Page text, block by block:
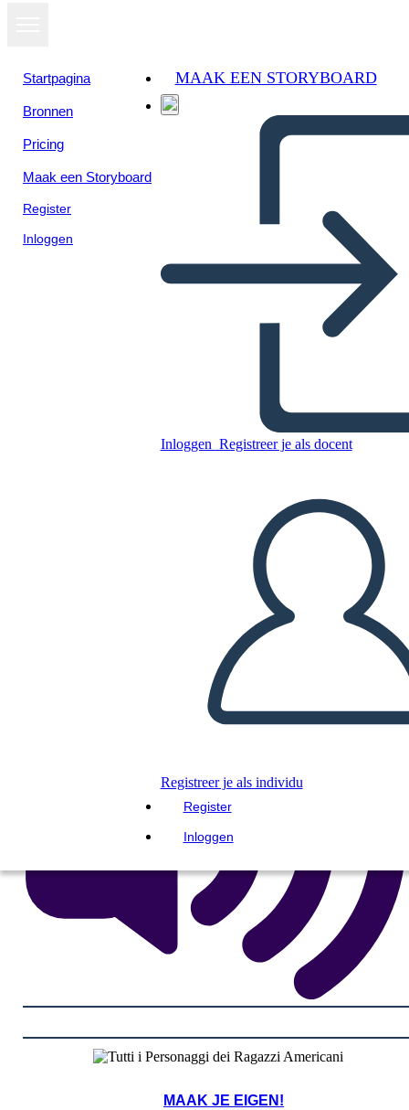
Startpagina
Bronnen
Pricing
Maak een Storyboard
Register
Inloggen
MAAK EEN STORYBOARD
Inloggen Registreer je als docent
Registreer je als individu
Register
Inloggen
Tutti i Personaggi dei
Ragazzi Americani
Kopieer dit Storyboard
MAAK EEN STORYBOARD
DIAVOORSTELLING AFSPELEN
LEES MIJ VOOR
MAAK JE EIGEN!